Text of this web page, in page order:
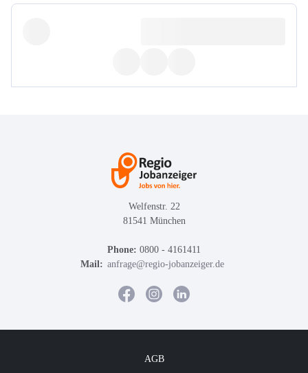
Welfenstr. 22
81541 München
Phone: 0800 - 4161411
Mail: anfrage@regio-jobanzeiger.de
AGB